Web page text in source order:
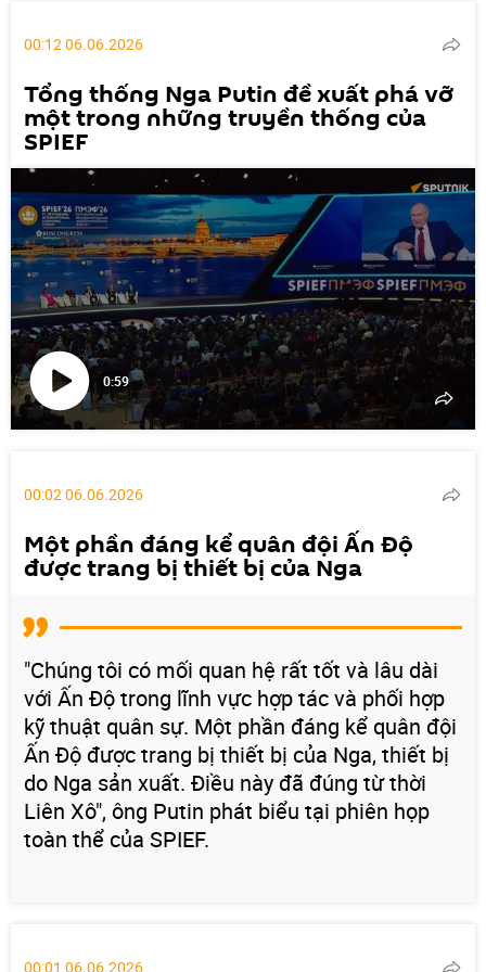
00:12 06.06.2026
Tổng thống Nga Putin đề xuất phá vỡ
một trong những truyền thống của
SPIEF
Phát
0:59
00:02 06.06.2026
Một phần đáng kể quân đội Ấn Độ
được trang bị thiết bị của Nga
"Chúng tôi có mối quan hệ rất tốt và lâu dài
với Ấn Độ trong lĩnh vực hợp tác và phối hợp
kỹ thuật quân sự. Một phần đáng kể quân đội
Ấn Độ được trang bị thiết bị của Nga, thiết bị
do Nga sản xuất. Điều này đã đúng từ thời
Liên Xô", ông Putin phát biểu tại phiên họp
toàn thể của SPIEF.
00:01 06.06.2026